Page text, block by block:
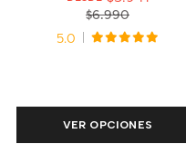
$6.990
5.0
VER OPCIONES